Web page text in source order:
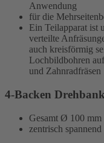
Anwendung
für die
Ein Teilapparat ist
verteilte
auch kreisförmig
Lochbildbohren
und Zahnradfräsen
4-Backen
Gesamt Ø 100 mm
zentrisch spannend